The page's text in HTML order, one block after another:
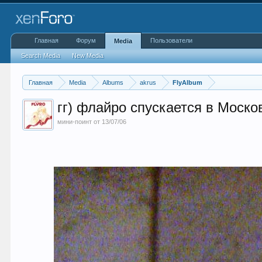
Главная Media Albums akrus FlyAlbum
гг) флайро спускается в
мини-поинт от 13/07/06
Главная Форум Media
Search Media New Media
Пользователи